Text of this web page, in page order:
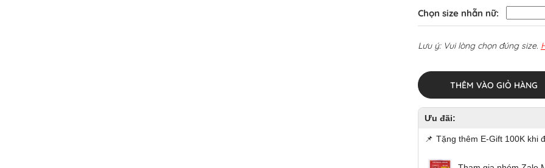
Chọn size nhẫn nữ:
Lưu ý: Vui lòng chọn đúng size.
THÊM VÀO GIỎ HÀNG
Ưu đãi:
📌 Tặng thêm E-Gift 100K khi